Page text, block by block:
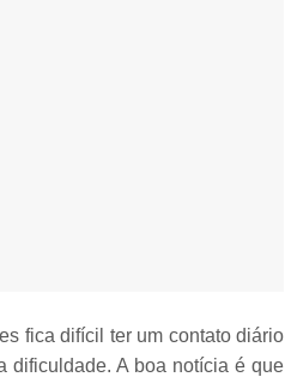
fica difícil ter um contato diário
dificuldade. A boa notícia é que